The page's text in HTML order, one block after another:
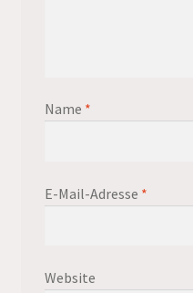
Name *
E-Mail-Adresse *
Website